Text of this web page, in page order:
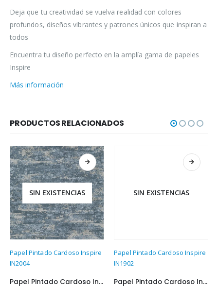
Deja que tu creatividad se vuelva realidad con colores
profundos, diseños vibrantes y patrones únicos que inspiran a
todos
Encuentra tu diseño perfecto en la amplía gama de papeles
Inspire
Más información
PRODUCTOS RELACIONADOS
SIN EXISTENCIAS
Papel Pintado Cardoso Inspire
IN2004
Papel Pintado Cardoso Inspire IN2004
SIN EXISTENCIAS
Papel Pintado Cardoso Inspire
IN1902
Papel Pintado Cardoso Inspire IN1902